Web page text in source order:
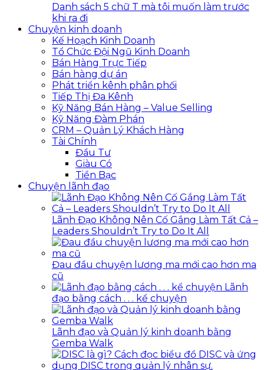
Danh sách 5 chữ T mà tôi muốn làm trước
khi ra đi
Chuyện kinh doanh
Kế Hoạch Kinh Doanh
Tổ Chức Đội Ngũ Kinh Doanh
Bán Hàng Trực Tiếp
Bán hàng dự án
Phát triển kênh phân phối
Tiếp Thị Đa Kênh
Kỹ Năng Bán Hàng – Value Selling
Kỹ Năng Đàm Phán
CRM – Quản Lý Khách Hàng
Tài Chính
Đầu Tư
Giàu Có
Tiền Bạc
Chuyện lãnh đạo
Lãnh Đạo Không Nên Cố Gắng Làm Tất Cả –
Leaders Shouldn’t Try to Do It All
Đau đầu chuyện lương ma mới cao hơn ma
cũ
Lãnh
đạo bằng cách . . . kể chuyện
Lãnh đạo và Quản lý kinh doanh bằng
Gemba Walk